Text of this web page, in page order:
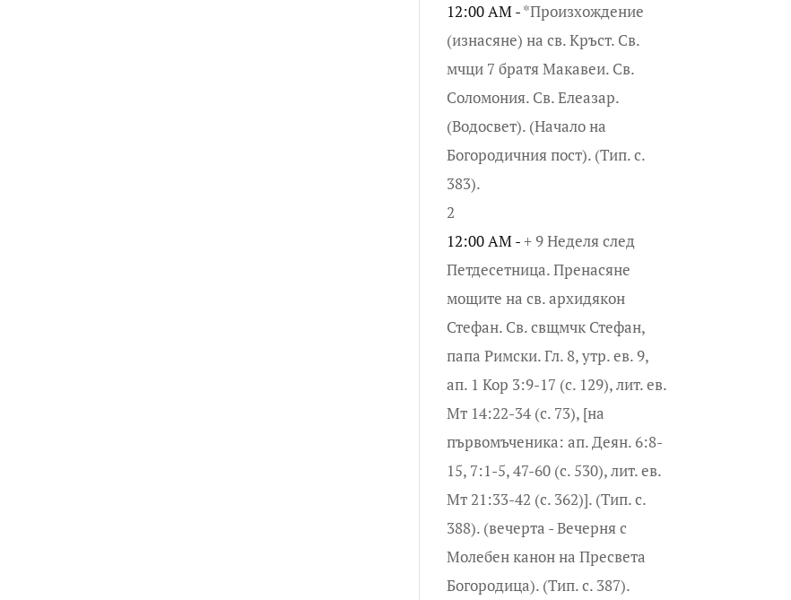
12:00 AM -*Произхождение
(изнасяне) на св. Кръст. Св.
мчци 7 братя Макавеи. Св.
Соломония. Св. Елеазар.
(Водосвет). (Начало на
Богородичния пост). (Тип. с.
383).
2
12:00 AM -+ 9 Неделя след
Петдесетница. Пренасяне
мощите на св. архидякон
Стефан. Св. свщмчк Стефан,
папа Римски. Гл. 8, утр. ев. 9,
ап. 1 Кор 3:9-17 (с. 129), лит. ев.
Мт 14:22-34 (с. 73), [на
първомъченика: ап. Деян. 6:8-
15, 7:1-5, 47-60 (с. 530), лит. ев.
Мт 21:33-42 (с. 362)]. (Тип. с.
388). (вечерта - Вечерня с
Молебен канон на Пресвета
Богородица). (Тип. с. 387).